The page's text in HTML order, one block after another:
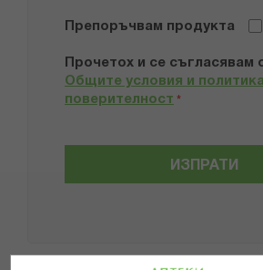
Препоръчвам продукта
Прочетох и се съгласявам
Общите условия и
поверителност *
ИЗПРАТИ